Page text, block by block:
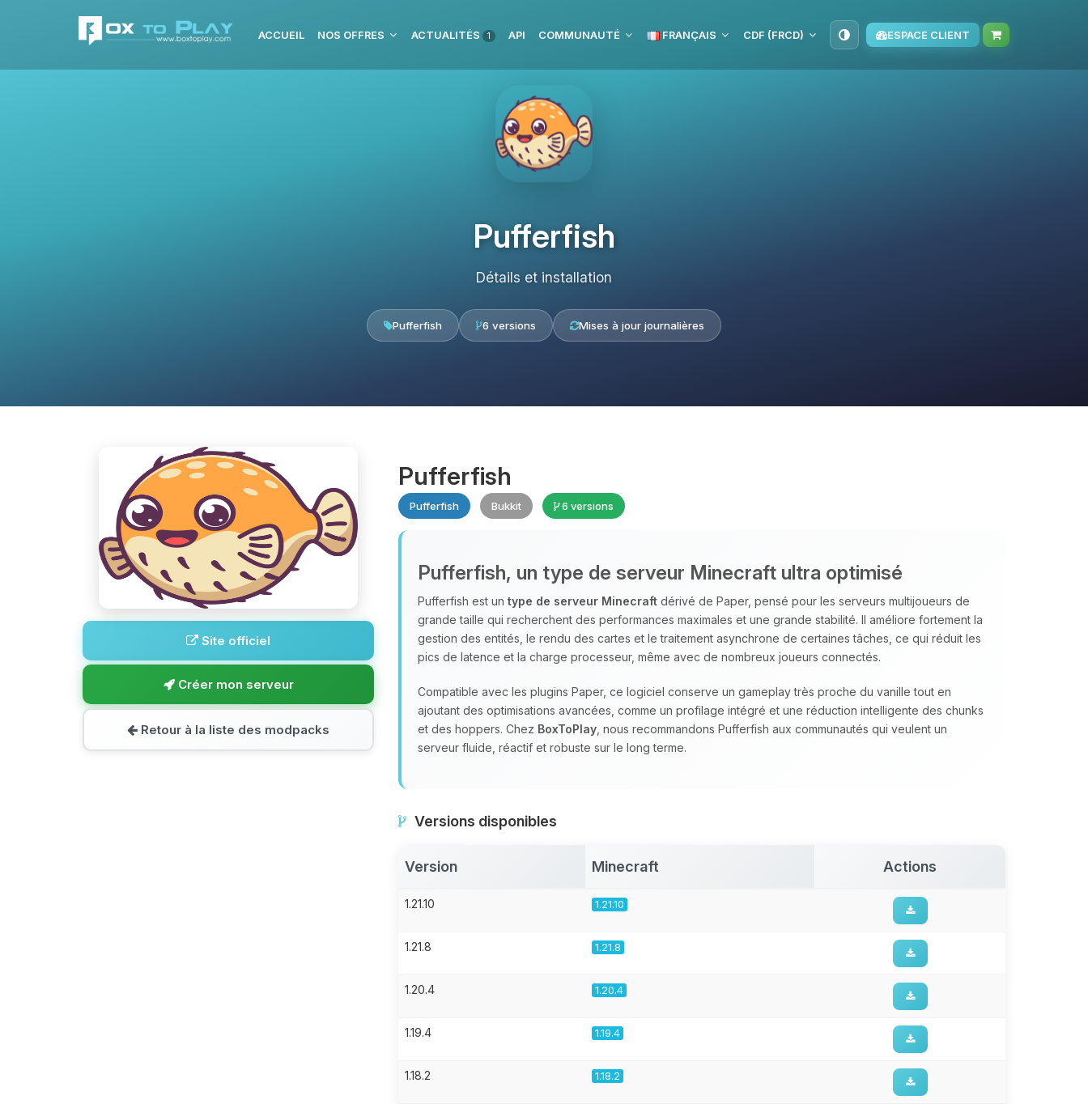
ACCUEIL NOS OFFRES ACTUALITÉS 1 API COMMUNAUTÉ FRANÇAIS CDF (FRCD) ESPACE CLIENT
Pufferfish
Détails et installation
Pufferfish 6 versions Mises à jour journalières
Site officiel
Créer mon serveur
Retour à la liste des modpacks
Pufferfish
Pufferfish Bukkit 6 versions
Pufferfish, un type de serveur Minecraft ultra optimisé
Pufferfish est un type de serveur Minecraft dérivé de Paper, pensé pour les serveurs multijoueurs de
grande taille qui recherchent des performances maximales et une grande stabilité. Il améliore fortement la
gestion des entités, le rendu des cartes et le traitement asynchrone de certaines tâches, ce qui réduit les
pics de latence et la charge processeur, même avec de nombreux joueurs connectés.
Compatible avec les plugins Paper, ce logiciel conserve un gameplay très proche du vanille tout en
ajoutant des optimisations avancées, comme un profilage intégré et une réduction intelligente des chunks
et des hoppers. Chez BoxToPlay , nous recommandons Pufferfish aux communautés qui veulent un
serveur fluide, réactif et robuste sur le long terme.
Versions disponibles
Version Minecraft Actions
1.21.10 1.21.10
1.21.8 1.21.8
1.20.4 1.20.4
1.19.4 1.19.4
1.18.2 1.18.2